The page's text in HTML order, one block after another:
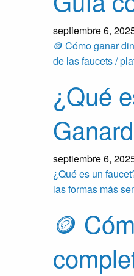
septiembre 6,
🪙 Cómo ganar
de las faucets /
¿Qué
septiembre 6,
¿Qué es un
las formas más
🪙